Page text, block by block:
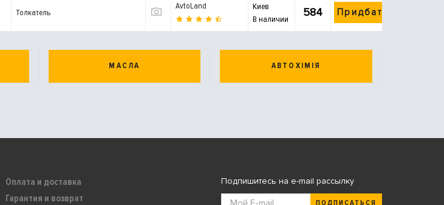
Толкатель
AvtoLand
Киев
В наличии
584 Придбати
МАСЛА АВТОХІМІЯ
Оплата и доставка
Гарантия и возврат
Подпишитесь на e-mail рассылку
ПОДПИСАТЬСЯ